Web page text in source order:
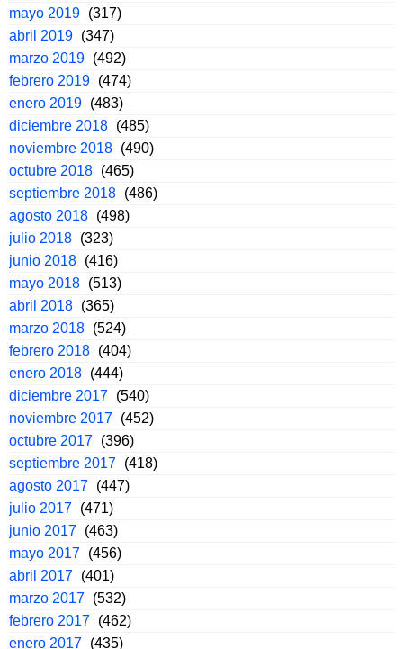
mayo 2019 (317)
abril 2019 (347)
marzo 2019 (492)
febrero 2019 (474)
enero 2019 (483)
diciembre 2018 (485)
noviembre 2018 (490)
octubre 2018 (465)
septiembre 2018 (486)
agosto 2018 (498)
julio 2018 (323)
junio 2018 (416)
mayo 2018 (513)
abril 2018 (365)
marzo 2018 (524)
febrero 2018 (404)
enero 2018 (444)
diciembre 2017 (540)
noviembre 2017 (452)
octubre 2017 (396)
septiembre 2017 (418)
agosto 2017 (447)
julio 2017 (471)
junio 2017 (463)
mayo 2017 (456)
abril 2017 (401)
marzo 2017 (532)
febrero 2017 (462)
enero 2017 (435)